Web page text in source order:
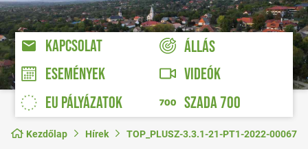
KAPCSOLAT
ÁLLÁS
ESEMÉNYEK
VIDEÓK
EU PÁLYÁZATOK
SZADA 700
Kezdőlap Hírek TOP_PLUSZ-3.3.1-21-PT1-2022-00067